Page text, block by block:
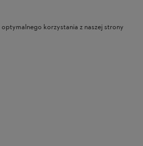
korzystania z naszej strony